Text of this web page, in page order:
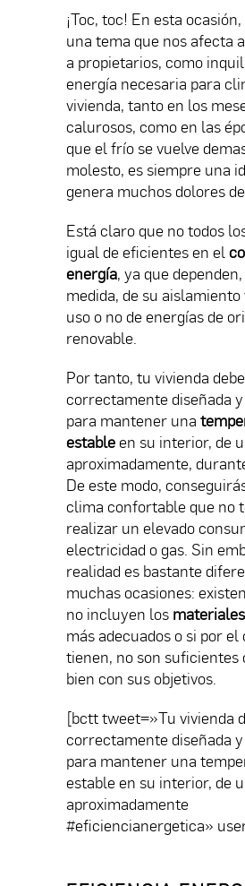
¡Toc, toc! En esta
una tema que nos afecta
a propietarios, como
energía necesaria para
vivienda, tanto en los
calurosos, como en las
que el frío se vuelve
molesto, es siempre una
genera muchos dolores de
Está claro que no todos
igual de eficientes en el
energía, ya que
medida, de su
uso o no de energías de
renovable.
Por tanto, tu vivienda
correctamente diseñada
para mantener una
estableen su interior, de
aproximadamente,
De este modo,
clima confortable que no
realizar un elevado
electricidad o gas. Sin
realidad es bastante
muchas ocasiones:
no incluyen los
más adecuados o si por
tienen, no son suficientes
bien con sus objetivos.
[bctt tweet=»Tu vivienda
correctamente diseñada
para mantener una
estable en su interior, de
aproximadamente
#eficiencianergetica»